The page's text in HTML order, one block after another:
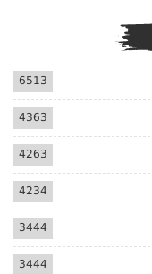
6513
4363
4263
4234
3444
3444